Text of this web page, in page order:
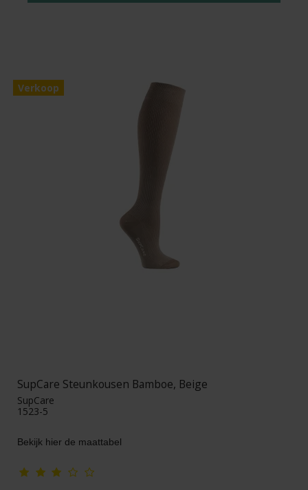
Verkoop
SupCare Steunkousen Bamboe, Beige
SupCare
1523-5
Bekijk hier de maattabel